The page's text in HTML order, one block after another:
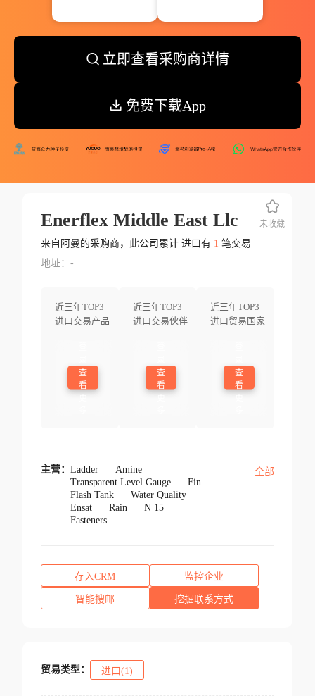
立即查看采购商详情
免费下载App
Enerflex Middle East Llc
来自阿曼的采购商，此公司累计 进口有 1 笔交易
地址：-
近三年TOP3
进口交易产品
查
看
近三年TOP3
进口交易伙伴
查
看
近三年TOP3
进口贸易国家
查
看
未收藏
主营： Ladder
Amine
Transparent Level Gauge
Fin
Flash Tank
Water Quality
Ensat
Rain
N 15
Fasteners
全部
存入CRM 监控企业
智能搜邮 挖掘联系方式
贸易类型： 进口(1)